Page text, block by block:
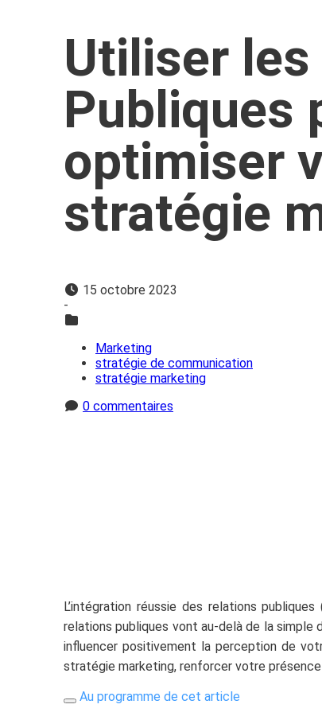
Utiliser
Publiques
optimiser
stratégie
15 octobre 2023
-
Marketing
stratégie de communication
stratégie marketing
0 commentaires
L’intégration réussie des relations
relations publiques vont au-delà de la
influencer positivement la perception de
stratégie marketing, renforcer votre
Au programme de cet article